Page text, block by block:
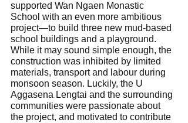
supported Wan Ngaen Monastic
School with an even more ambitious
project—to build three new mud-based
school buildings and a playground.
While it may sound simple enough, the
construction was inhibited by limited
materials, transport and labour during
monsoon season. Luckily, the U
Aggasena Lengtai and the surrounding
communities were passionate about
the project, and motivated to contribute